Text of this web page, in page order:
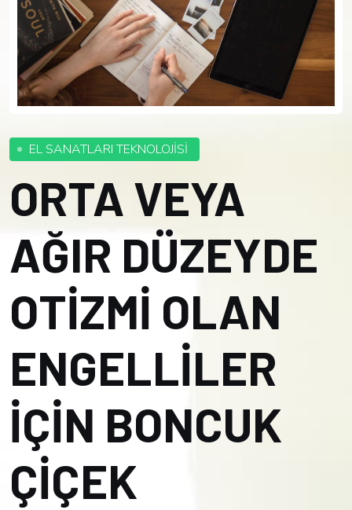
EL SANATLARI TEKNOLOJİSİ
ORTA VEYA
AĞIR DÜZEYDE
OTİZMİ OLAN
ENGELLİLER
İÇİN BONCUK
ÇİÇEK